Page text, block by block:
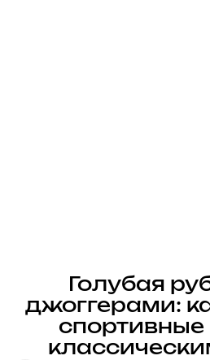
Голубая
джоггерами: